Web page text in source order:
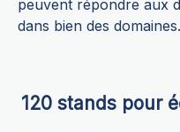
peuvent répondre aux
dans bien des domaines.
120 stands pour